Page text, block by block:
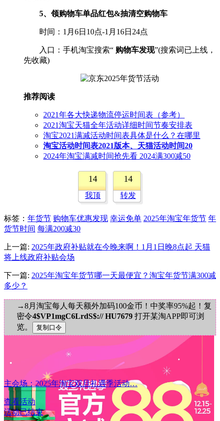
5、领购物车单品红包&抽清空购物车
时间：1月6日10点-1月16日24点
入口：手机淘宝搜索“ 购物车发现”(搜索词已上线，
先收藏)
推荐阅读
2021年各大快递物流停运时间表（参考）
2021淘宝天猫全年活动详细时间节奏安排表
淘宝2021满减活动时间表具体是什么？在哪里
淘宝活动时间表2021版本、天猫活动时间20
2024年淘宝满减时间抢先看 2024满300减50
14
我顶
14
转发
标签 ： 年货节 购物车优惠发现 幸运免单 2025年淘宝年货节 年
货节时间 每满200减30
上一篇: 2025年政府补贴就在今晚来啊！1月1日晚8点起 天猫
将上线政府补贴会场
下一篇: 2025年淘宝年货节哪一天最便宜？淘宝年货节满300减
多少？
→8月淘宝每人每天额外加码100金币！中奖率95%起！复
密令4$VP1mgC6LrdS$:// HU7679 打开某淘APP即可浏
览。
主会场：2025年淘宝双旦礼遇季活动…
查看活动
活动已结束